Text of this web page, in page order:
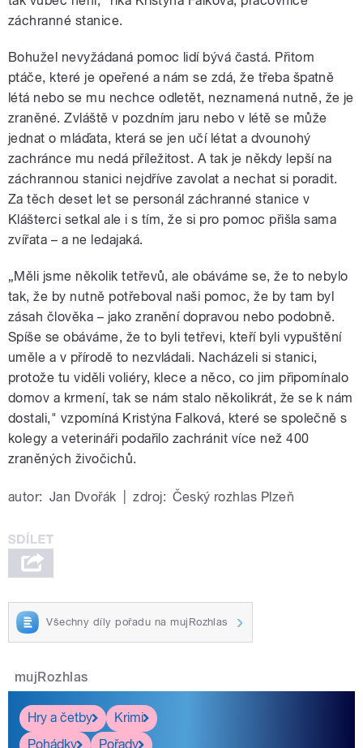
záchranné stanice.
Bohužel nevyžádaná pomoc lidí bývá častá. Přitom
ptáče, které je opeřené a nám se zdá, že třeba špatně
létá nebo se mu nechce odletět, neznamená nutně, že je
zraněné. Zvláště v pozdním jaru nebo v létě se může
jednat o mláďata, která se jen učí létat a dvounohý
zachránce mu nedá příležitost. A tak je někdy lepší na
záchrannou stanici nejdříve zavolat a nechat si poradit.
Za těch deset let se personál záchranné stanice v
Klášterci setkal ale i s tím, že si pro pomoc přišla sama
zvířata – a ne ledajaká.
„Měli jsme několik tetřevů, ale obáváme se, že to nebylo
tak, že by nutně potřeboval naši pomoc, že by tam byl
zásah člověka – jako zranění dopravou nebo podobně.
Spíše se obáváme, že to byli tetřevi, kteří byli vypuštění
uměle a v přírodě to nezvládali. Nacházeli si stanici,
protože tu viděli voliéry, klece a něco, co jim připomínalo
domov a krmení, tak se nám stalo několikrát, že se k nám
dostali," vzpomíná Kristýna Falková, které se společně s
kolegy a veterináři podařilo zachránit více než 400
zraněných živočichů.
autor: Jan Dvořák zdroj: Český rozhlas Plzeň
Všechny díly pořadu na mujRozhlas
mujRozhlas
Hry a četby
Krimi
Pohádky
Pořady